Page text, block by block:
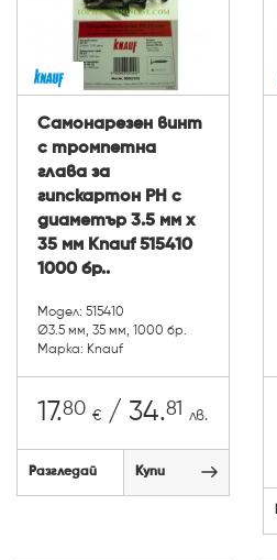
Самонарезен винт
с тромпетна
глава за
гипскартон PH с
диаметър 3.5 мм х
35 мм Knauf 515410
1000 бр..
Модел: 515410
Ø3.5 мм, 35 мм, 1000 бр.
Марка: Knauf
17.80 € / 34.81 лв.
Разгледай Купи